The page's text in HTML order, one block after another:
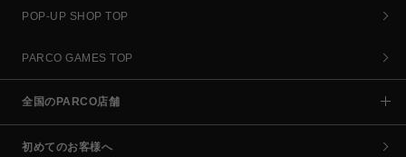
POP-UP SHOP TOP
PARCO GAMES TOP
全国のPARCO店舗
初めてのお客様へ